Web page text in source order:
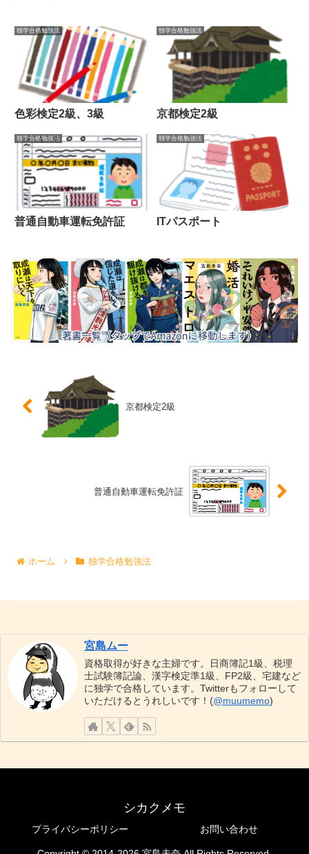
独学合格勉強法
色彩検定2級、3級
独学合格勉強法
京都検定2級
独学合格勉強法
普通自動車運転免許証
独学合格勉強法
ITパスポート
京都検定2級
普通自動車運転免許証
ホーム 独学合格勉強法
宮島ムー
資格取得が好きな主婦です。日商簿記1級、税理
士試験簿記論、漢字検定準1級、FP2級、宅建など
に独学で合格しています。Twitterもフォローして
いただけるとうれしいです！(@muumemo)
シカクメモ
プライバシーポリシー お問い合わせ